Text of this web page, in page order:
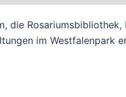
die
im Westfalenpark